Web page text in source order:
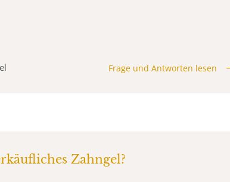
Frage und Antworten lesen
Zahngel?